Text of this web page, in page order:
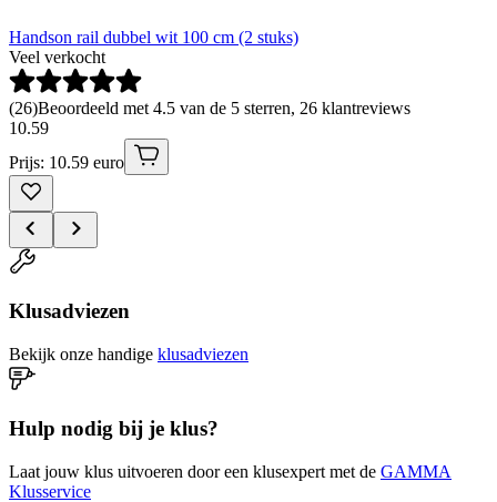
Handson rail dubbel wit 100 cm (2 stuks)
Veel verkocht
(26)Beoordeeld met 4.5 van de 5 sterren, 26 klantreviews
10.59
Prijs: 10.59 euro
Klusadviezen
Bekijk onze handige klusadviezen
Hulp nodig bij je klus?
Laat jouw klus uitvoeren door een klusexpert met de GAMMA
Klusservice